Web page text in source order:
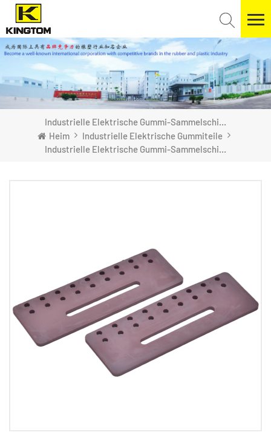
Industrielle Elektrische Gummi-Sammelschienen-Isoliermatte
Heim
Industrielle Elektrische Gummiteile
Industrielle Elektrische Gummi-Sammelschienen-Isoliermatte